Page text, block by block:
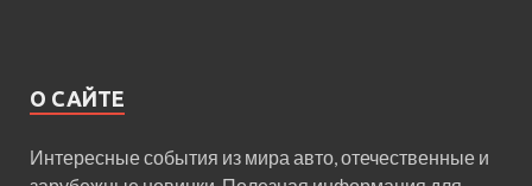
О САЙТЕ
Интересные события из мира авто, отечественные и